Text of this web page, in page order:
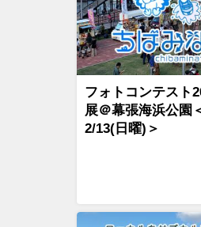
フォトコンテスト
展＠幕張海浜公園
2/13(日曜)＞